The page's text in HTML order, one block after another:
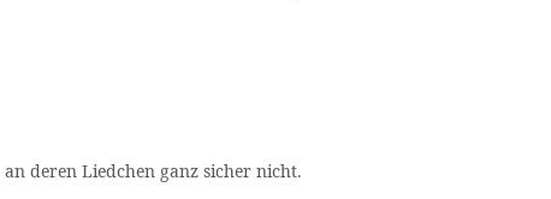
deren Liedchen ganz sicher nicht.